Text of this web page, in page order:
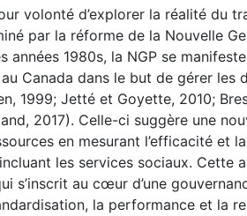
volonté d’explorer la réalité du
par la réforme de la Nouvelle
années 1980s, la NGP se
Canada dans le but de gérer les
1999; Jetté et Goyette, 2010;
2017). Celle-ci suggère une
en mesurant l’efficacité et
les services sociaux. Cette
s’inscrit au cœur d’une
la performance et la